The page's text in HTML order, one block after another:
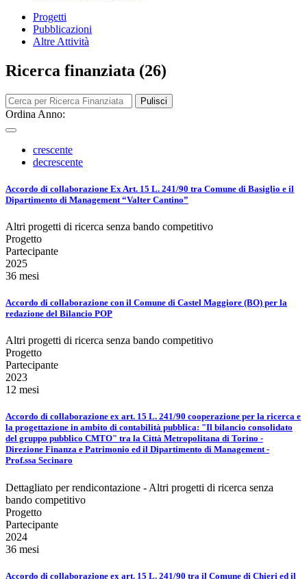
Progetti
Pubblicazioni
Altre Attività
Ricerca finanziata (26)
Pulisci
Ordina Anno:
crescente
decrescente
Accordo di collaborazione Ex Art. 15 L. 241/90 tra Comune di Basiglio e il
Dipartimento di Management “Valter Cantino”
Altri progetti di ricerca senza bando competitivo
Progetto
Partecipante
2025
36 mesi
Accordo di collaborazione con il Comune di Castel Maggiore (BO) per la
redazione del Bilancio POP
Altri progetti di ricerca senza bando competitivo
Progetto
Partecipante
2023
12 mesi
Accordo di collaborazione ex art. 15 L. 241/90 cooperazione per la ricerca e
la progettazione in ambito di contabilità pubblica: "Il bilancio consolidato
del gruppo pubblico CMTO" tra la Città Metropolitana di Torino -
Direzione Finanza e Patrimonio ed il Dipartimento di Management -
Prof.ssa Secinaro
Dettagliato per rendicontazione - Altri progetti di ricerca senza
bando competitivo
Progetto
Partecipante
2024
36 mesi
Accordo di collaborazione ex art. 15 L. 241/90 tra il Comune di Chieri ed il